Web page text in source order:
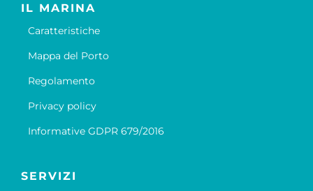
IL MARINA
Caratteristiche
Mappa del Porto
Regolamento
Privacy policy
Informative GDPR 679/2016
SERVIZI